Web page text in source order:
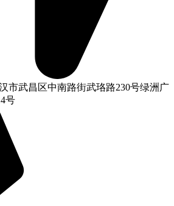
市武昌区中南路街武珞路230号绿洲广
号